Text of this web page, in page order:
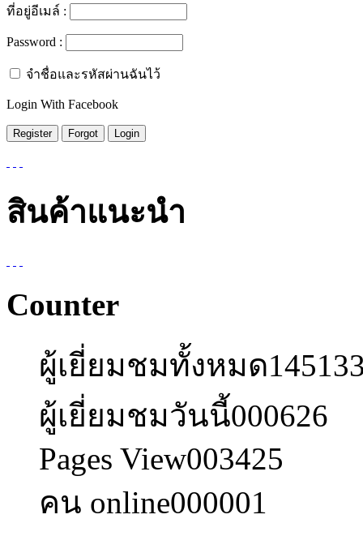
ที่อยู่อีเมล์ :
Password :
จำชื่อและรหัสผ่านฉันไว้
Login With Facebook
สินค้าแนะนำ
Counter
ผู้เยี่ยมชมทั้งหมด
ผู้เยี่ยมชมวันนี้000626
Pages View003425
คน online000001